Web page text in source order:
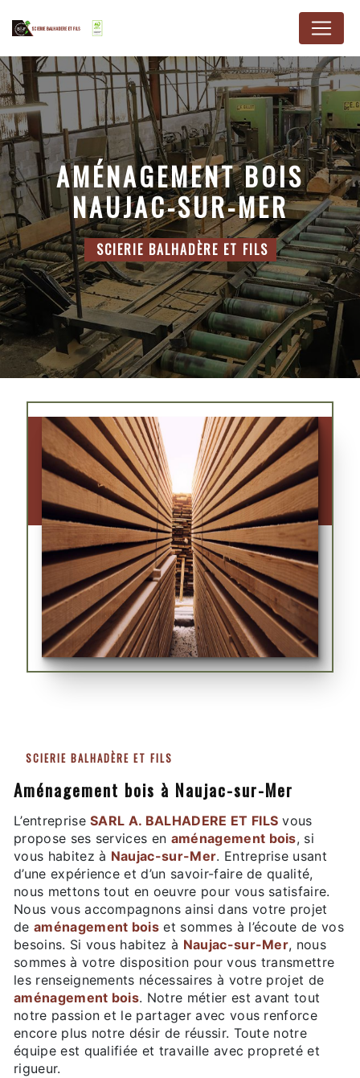
AMÉNAGEMENT BOIS
NAUJAC-SUR-MER
SCIERIE BALHADÈRE ET FILS
SCIERIE BALHADÈRE ET FILS
aménagement bois à Naujac-sur-Mer
L’entrepriseSARL A. BALHADERE ET FILS vous
propose ses services en aménagement bois, si
vous habitez à Naujac-sur-Mer. Entreprise usant
d’une expérience et d’un savoir-faire de qualité,
nous mettons tout en oeuvre pour vous satisfaire.
Nous vous accompagnons ainsi dans votre projet
de aménagement bois et sommes à l’écoute de vos
besoins. Si vous habitez à Naujac-sur-Mer, nous
sommes à votre disposition pour vous transmettre
les renseignements nécessaires à votre projet de
aménagement bois. Notre métier est avant tout
notre passion et le partager avec vous renforce
encore plus notre désir de réussir. Toute notre
équipe est qualifiée et travaille avec propreté et
rigueur.